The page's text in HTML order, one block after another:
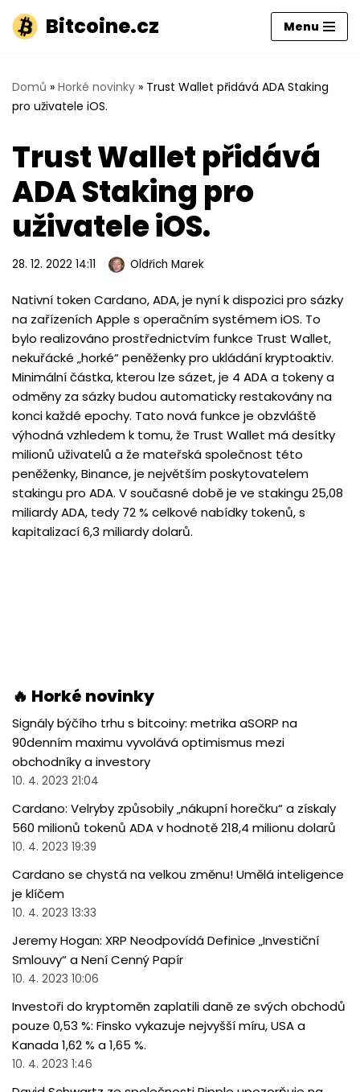
Přeskočit
obsah
Bitcoine.cz Menu
Domů » Horké novinky » Trust Wallet přidává ADA Staking
pro uživatele iOS.
Trust Wallet přidává
ADA Staking pro
uživatele iOS.
28. 12. 2022 14:11 Oldřich Marek
Nativní token Cardano, ADA, je nyní k dispozici pro sázky
na zařízeních Apple s operačním systémem iOS. To
bylo realizováno prostřednictvím funkce Trust Wallet,
nekuřácké „horké“ peněženky pro ukládání kryptoaktiv.
Minimální částka, kterou lze sázet, je 4 ADA a tokeny a
odměny za sázky budou automaticky restakovány na
konci každé epochy. Tato nová funkce je obzvláště
výhodná vzhledem k tomu, že Trust Wallet má desítky
milionů uživatelů a že mateřská společnost této
peněženky, Binance, je největším poskytovatelem
stakingu pro ADA. V současné době je ve stakingu 25,08
miliardy ADA, tedy 72 % celkové nabídky tokenů, s
kapitalizací 6,3 miliardy dolarů.
🔥 Horké novinky
Signály býčího trhu s bitcoiny: metrika aSORP na
90denním maximu vyvolává optimismus mezi
obchodníky a investory
10. 4. 2023 21:04
Cardano: Velryby způsobily „nákupní horečku“ a získaly
560 milionů tokenů ADA v hodnotě 218,4 milionu dolarů
10. 4. 2023 19:39
Cardano se chystá na velkou změnu! Umělá inteligence
je klíčem
10. 4. 2023 13:33
Jeremy Hogan: XRP Neodpovídá Definice „Investiční
Smlouvy“ a Není Cenný Papír
10. 4. 2023 10:06
Investoři do kryptoměn zaplatili daně ze svých obchodů
pouze 0,53 %: Finsko vykazuje nejvyšší míru, USA a
Kanada 1,62 % a 1,65 %.
10. 4. 2023 1:46